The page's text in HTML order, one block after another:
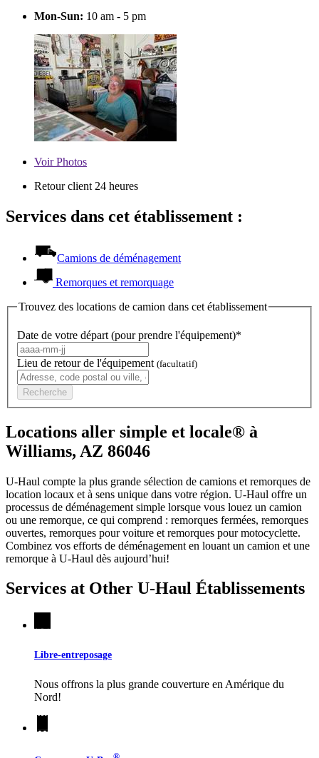
Mon-Sun: 10 am - 5 pm
VoirPhotos
Retour client 24 heures
Services dans cet établissement :
Camions de déménagement
Remorques et remorquage
Trouvez des locations de camion dans cet établissement
Date de votre départ (pour prendre l'équipement)*
Lieu de retour de l'équipement (facultatif)
Recherche
Locations aller simple et locale® à
Williams, AZ 86046
U-Haul compte la plus grande sélection de camions et remorques de
location locaux et à sens unique dans votre région. U-Haul offre un
processus de déménagement simple lorsque vous louez un camion
ou une remorque, ce qui comprend : remorques fermées, remorques
ouvertes, remorques pour voiture et remorques pour motocyclette.
Combinez vos efforts de déménagement en louant un camion et une
remorque à U-Haul dès aujourd’hui!
Services at Other U-Haul Établissements
Libre-entreposage
Nous offrons la plus grande couverture en Amérique du
Nord!